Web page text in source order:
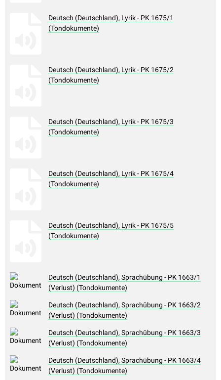
Deutsch (Deutschland), Lyrik - PK 1675/1
(Tondokumente)
Deutsch (Deutschland), Lyrik - PK 1675/2
(Tondokumente)
Deutsch (Deutschland), Lyrik - PK 1675/3
(Tondokumente)
Deutsch (Deutschland), Lyrik - PK 1675/4
(Tondokumente)
Deutsch (Deutschland), Lyrik - PK 1675/5
(Tondokumente)
Deutsch (Deutschland), Sprachübung - PK 1663/1
(Verlust) (Tondokumente)
Deutsch (Deutschland), Sprachübung - PK 1663/2
(Verlust) (Tondokumente)
Deutsch (Deutschland), Sprachübung - PK 1663/3
(Verlust) (Tondokumente)
Deutsch (Deutschland), Sprachübung - PK 1663/4
(Verlust) (Tondokumente)